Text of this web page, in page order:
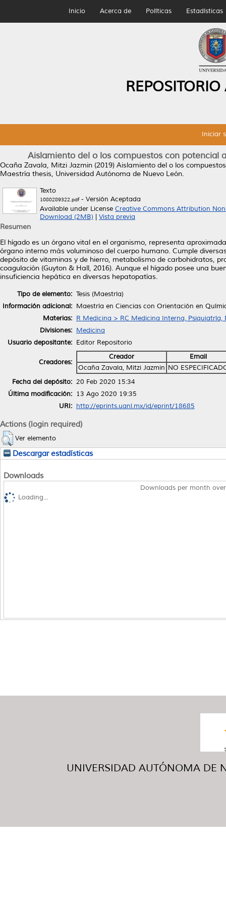
Inicio Acerca de Políticas Estadísticas
Iniciar
Aislamiento del o los compuestos con
Ocaña Zavala, Mitzi Jazmin (2019) Aislamiento del o los
Maestría thesis, Universidad Autónoma de Nuevo León.
Texto
1080289322.pdf- Versión Aceptada
Available under License Creative Commons Attribution
Download (2MB)
Vista previa
Resumen
El hígado es un órgano vital en el organismo, representa
órgano interno más voluminoso del cuerpo humano. Cumple
depósito de vitaminas y de hierro, metabolismo de carbohidratos,
coagulación (Guyton & Hall, 2016). Aunque el hígado posee una
insuficiencia hepática en diversas hepatopatías.
Tipo de elemento: Tesis (Maestría)
Información adicional: Maestría en Ciencias con Orientación en
Materias: R Medicina > RC Medicina Interna, Psiquiatría,
Divisiones: Medicina
Usuario depositante: Editor Repositorio
Creadores:
Creador
Email
Ocaña Zavala, Mitzi Jazmin NO
Fecha del depósito: 20 Feb 2020 15:34
Última modificación: 13 Ago 2020 19:35
URI: http://eprints.uanl.mx/id/eprint/18685
Actions (login required)
Ver elemento
Descargar estadísticas
Downloads
Downloads per month
Loading...
UNIVERSIDAD AUTÓNOMA DE